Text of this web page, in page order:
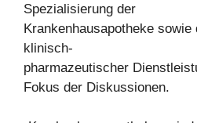
Spezialisierung der
Krankenhausapotheke
klinisch-
pharmazeutischer
Fokus der Diskussionen.